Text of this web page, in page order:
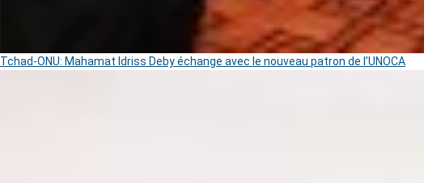
Tchad-ONU: Mahamat Idriss Deby échange avec le nouveau patron de l’UNOCA